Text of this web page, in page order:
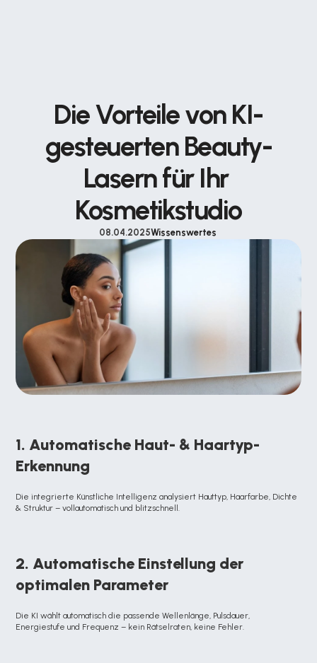
Die Vorteile von KI-
gesteuerten Beauty-
Lasern für Ihr
Kosmetikstudio
08.04.2025Wissenswertes
1. Automatische Haut- & Haartyp-
Erkennung
Die integrierte Künstliche Intelligenz analysiert Hauttyp, Haarfarbe, Dichte
& Struktur – vollautomatisch und blitzschnell.
2. Automatische Einstellung der
optimalen Parameter
Die KI wählt automatisch die passende Wellenlänge, Pulsdauer,
Energiestufe und Frequenz – kein Rätselraten, keine Fehler.